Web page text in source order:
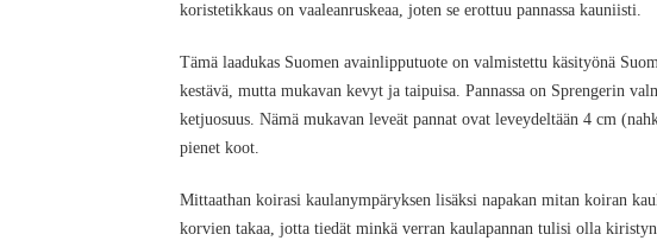
koristetikkaus on vaaleanruskeaa, joten se erottuu pannassa kauniisti.
Tämä laadukas Suomen avainlipputuote on valmistettu käsityönä
kestävä, mutta mukavan kevyt ja taipuisa. Pannassa on Sprengerin
ketjuosuus. Nämä mukavan leveät pannat ovat leveydeltään 4 cm
pienet koot.
Mittaathan koirasi kaulanympäryksen lisäksi napakan mitan koiran
korvien takaa, jotta tiedät minkä verran kaulapannan tulisi olla